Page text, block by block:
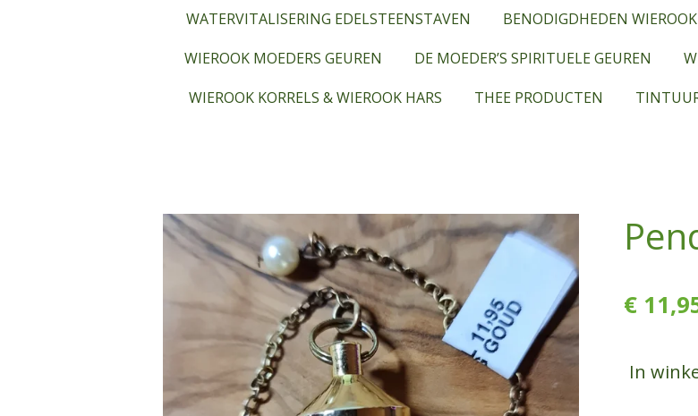
WATERVITALISERING EDELSTEENSTAVEN
BENODIGDHEDEN WIEROOK
WIEROOK MOEDERS GEUREN
DE MOEDER’S SPIRITUELE GEUREN
WIEROOK KORRELS & WIEROOK HARS
THEE PRODUCTEN
€
In